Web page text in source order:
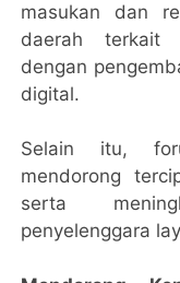
masukan dan
daerah terkait
dengan
digital.
Selain itu,
mendorong
serta
penyelenggara